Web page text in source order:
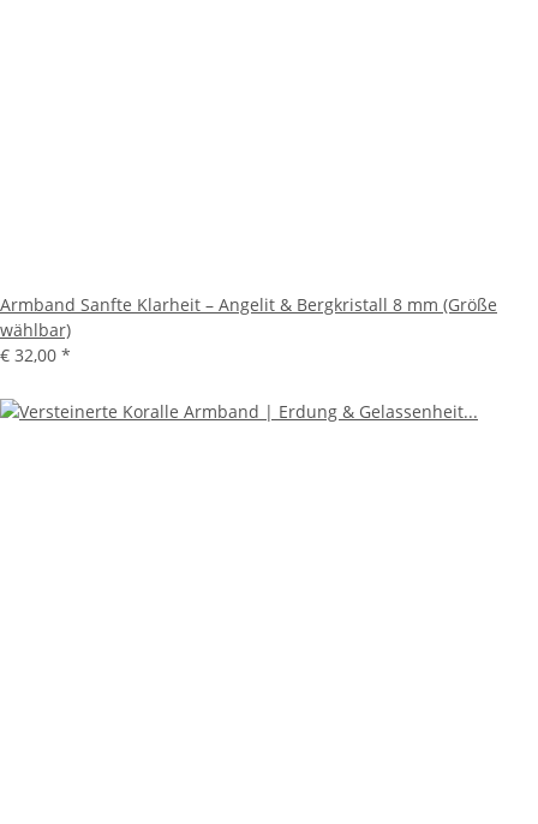
Armband Sanfte Klarheit – Angelit & Bergkristall 8 mm (Größe
wählbar)
€ 32,00 *